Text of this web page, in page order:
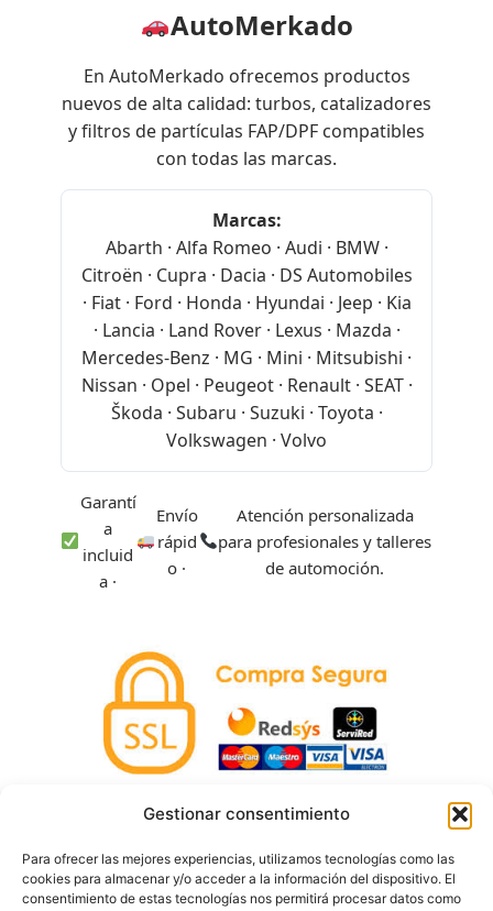
Gestionar consentimiento
Para ofrecer las mejores experiencias, utilizamos tecnologías como las
cookies para almacenar y/o acceder a la información del dispositivo. El
consentimiento de estas tecnologías nos permitirá procesar datos como
AutoMerkado
En AutoMerkado ofrecemos productos
nuevos de alta calidad: turbos, catalizadores
y filtros de partículas FAP/DPF compatibles
con todas las marcas.
Marcas:
Abarth · Alfa Romeo · Audi · BMW ·
Citroën · Cupra · Dacia · DS Automobiles
· Fiat · Ford · Honda · Hyundai · Jeep · Kia
· Lancia · Land Rover · Lexus · Mazda ·
Mercedes-Benz · MG · Mini · Mitsubishi ·
Nissan · Opel · Peugeot · Renault · SEAT ·
Škoda · Subaru · Suzuki · Toyota ·
Volkswagen · Volvo
Garantí
a
incluid
a ·
Envío
rápid
o ·
Atención personalizada
para profesionales y talleres
de automoción.
segura (Redsys) con cifrado SSL y entidades
bancarias de confianza. Aceptamos tarjetas Visa,